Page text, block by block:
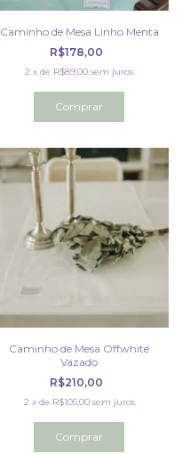
Caminho de Mesa Linho Menta
R$178,00
2 xde R$89,00 sem juros
Caminho de Mesa Offwhite
Vazado
R$210,00
2 x de R$105,00 sem juros